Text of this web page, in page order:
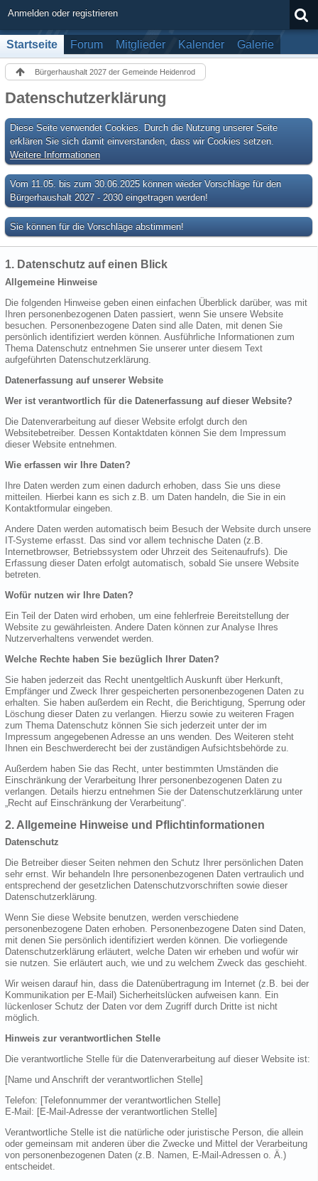
Anmelden oder registrieren
Startseite Forum Mitglieder Kalender Galerie
Bürgerhaushalt 2027 der Gemeinde Heidenrod
Datenschutzerklärung
Diese Seite verwendet Cookies. Durch die Nutzung unserer Seite
erklären Sie sich damit einverstanden, dass wir Cookies setzen.
Weitere Informationen
Vom 11.05. bis zum 30.06.2025 können wieder Vorschläge für den
Bürgerhaushalt 2027 - 2030 eingetragen werden!
Sie können für die Vorschläge abstimmen!
1. Datenschutz auf einen Blick
Allgemeine Hinweise
Die folgenden Hinweise geben einen einfachen Überblick darüber, was mit
Ihren personenbezogenen Daten passiert, wenn Sie unsere Website
besuchen. Personenbezogene Daten sind alle Daten, mit denen Sie
persönlich identifiziert werden können. Ausführliche Informationen zum
Thema Datenschutz entnehmen Sie unserer unter diesem Text
aufgeführten Datenschutzerklärung.
Datenerfassung auf unserer Website
Wer ist verantwortlich für die Datenerfassung auf dieser Website?
Die Datenverarbeitung auf dieser Website erfolgt durch den
Websitebetreiber. Dessen Kontaktdaten können Sie dem Impressum
dieser Website entnehmen.
Wie erfassen wir Ihre Daten?
Ihre Daten werden zum einen dadurch erhoben, dass Sie uns diese
mitteilen. Hierbei kann es sich z.B. um Daten handeln, die Sie in ein
Kontaktformular eingeben.
Andere Daten werden automatisch beim Besuch der Website durch unsere
IT-Systeme erfasst. Das sind vor allem technische Daten (z.B.
Internetbrowser, Betriebssystem oder Uhrzeit des Seitenaufrufs). Die
Erfassung dieser Daten erfolgt automatisch, sobald Sie unsere Website
betreten.
Wofür nutzen wir Ihre Daten?
Ein Teil der Daten wird erhoben, um eine fehlerfreie Bereitstellung der
Website zu gewährleisten. Andere Daten können zur Analyse Ihres
Nutzerverhaltens verwendet werden.
Welche Rechte haben Sie bezüglich Ihrer Daten?
Sie haben jederzeit das Recht unentgeltlich Auskunft über Herkunft,
Empfänger und Zweck Ihrer gespeicherten personenbezogenen Daten zu
erhalten. Sie haben außerdem ein Recht, die Berichtigung, Sperrung oder
Löschung dieser Daten zu verlangen. Hierzu sowie zu weiteren Fragen
zum Thema Datenschutz können Sie sich jederzeit unter der im
Impressum angegebenen Adresse an uns wenden. Des Weiteren steht
Ihnen ein Beschwerderecht bei der zuständigen Aufsichtsbehörde zu.
Außerdem haben Sie das Recht, unter bestimmten Umständen die
Einschränkung der Verarbeitung Ihrer personenbezogenen Daten zu
verlangen. Details hierzu entnehmen Sie der Datenschutzerklärung unter
„Recht auf Einschränkung der Verarbeitung“.
2. Allgemeine Hinweise und Pflichtinformationen
Datenschutz
Die Betreiber dieser Seiten nehmen den Schutz Ihrer persönlichen Daten
sehr ernst. Wir behandeln Ihre personenbezogenen Daten vertraulich und
entsprechend der gesetzlichen Datenschutzvorschriften sowie dieser
Datenschutzerklärung.
Wenn Sie diese Website benutzen, werden verschiedene
personenbezogene Daten erhoben. Personenbezogene Daten sind Daten,
mit denen Sie persönlich identifiziert werden können. Die vorliegende
Datenschutzerklärung erläutert, welche Daten wir erheben und wofür wir
sie nutzen. Sie erläutert auch, wie und zu welchem Zweck das geschieht.
Wir weisen darauf hin, dass die Datenübertragung im Internet (z.B. bei der
Kommunikation per E-Mail) Sicherheitslücken aufweisen kann. Ein
lückenloser Schutz der Daten vor dem Zugriff durch Dritte ist nicht
möglich.
Hinweis zur verantwortlichen Stelle
Die verantwortliche Stelle für die Datenverarbeitung auf dieser Website ist:
[Name und Anschrift der verantwortlichen Stelle]
Telefon: [Telefonnummer der verantwortlichen Stelle]
E-Mail: [E-Mail-Adresse der verantwortlichen Stelle]
Verantwortliche Stelle ist die natürliche oder juristische Person, die allein
oder gemeinsam mit anderen über die Zwecke und Mittel der Verarbeitung
von personenbezogenen Daten (z.B. Namen, E-Mail-Adressen o. Ä.)
entscheidet.